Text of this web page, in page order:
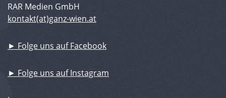
RAR Medien GmbH
kontakt(at)ganz-wien.at
► Folge uns auf Facebook
► Folge uns auf Instagram